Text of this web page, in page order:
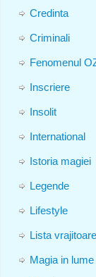
Credinta
Criminali
Fenomenul
Inscriere
Insolit
International
Istoria magiei
Legende
Lifestyle
Lista
Magia in lume